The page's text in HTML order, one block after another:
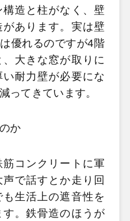
造と柱がなく、壁
あります。実は壁
優れるのですが4階
大きな窓が取りに
耐力壁が必要にな
ってきています。
か
コンクリートに軍
で話すとか走り回
生活上の遮音性を
。鉄骨造のほうが